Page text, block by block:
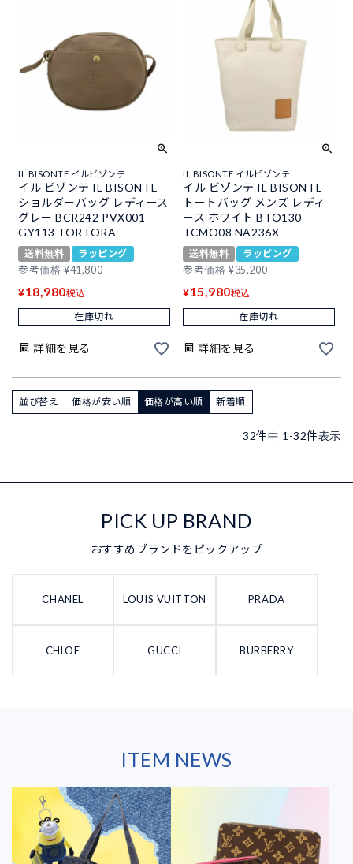
IL BISONTE イルビゾンテ
イル ビゾンテ IL BISONTE
ショルダーバッグ レディース
グレー BCR242 PVX001
GY113 TORTORA
送料無料
ラッピング
参考価格 ¥41,800
¥18,980税込
在庫切れ
詳細を見る
IL BISONTE イルビゾンテ
イル ビゾンテ IL BISONTE
トートバッグ メンズ レディ
ース ホワイト BTO130
TCMO08 NA236X
送料無料
ラッピング
参考価格 ¥35,200
¥15,980税込
在庫切れ
詳細を見る
並び替え 価格が安い順 価格が高い順 新着順
32件中 1 -32件表示
PICK UP BRAND
おすすめブランドをピックアップ
CHANEL LOUIS VUITTON PRADA
CHLOE GUCCI BURBERRY
ITEM NEWS